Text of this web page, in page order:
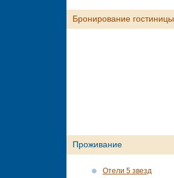
Бронирование гостиницы
Проживание
Отели 5 звезд